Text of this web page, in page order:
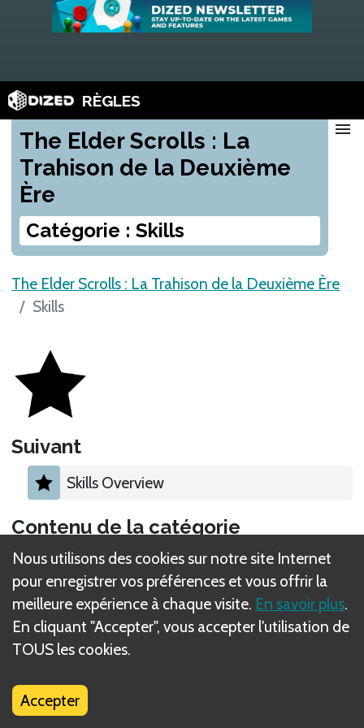
RÈGLES
The Elder Scrolls : La
Trahison de la Deuxième
Ère
Catégorie : Skills
menu
The Elder Scrolls : La Trahison de la Deuxième Ère
Skills
Suivant
Skills Overview
Contenu de la catégorie
Adventurer Mat Anatomy
Adventurer Creation
Stats
Component Limits
Nous utilisons des cookies sur notre site Internet
pour enregistrer vos préférences et vous offrir la
meilleure expérience à chaque visite. En savoir plus.
En cliquant "Accepter", vous accepter l'utilisation de
TOUS les cookies.
Accepter